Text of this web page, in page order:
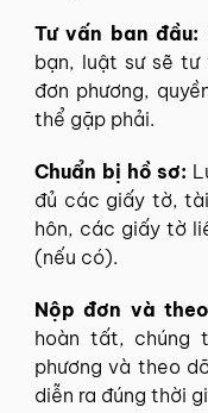
Tư vấn ban đầu:
bạn, luật sư sẽ
đơn phương,
thể gặp phải.
Chuẩn bị hồ sơ:
đủ các giấy tờ,
hôn, các giấy tờ
(nếu có).
Nộp đơn và
hoàn tất, chúng
phương và theo
diễn ra đúng thời